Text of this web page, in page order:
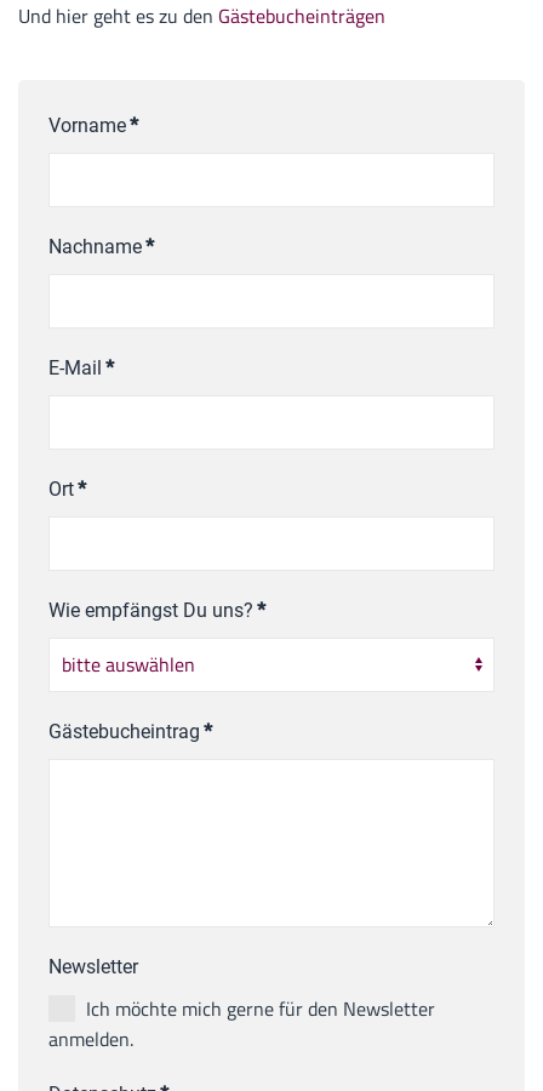
Und hier geht es zu den Gästebucheinträgen
Vorname*
Nachname*
E-Mail *
Ort*
Wie empfängst Du uns? *
Gästebucheintrag *
Newsletter
Ich möchte mich gerne für den Newsletter
anmelden.